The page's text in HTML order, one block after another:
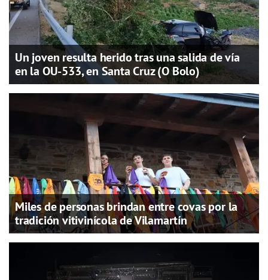
Un joven resulta herido tras una salida de vía
en la OU-533, en Santa Cruz (O Bolo)
Miles de personas brindan entre covas por la
tradición vitivinícola de Vilamartín